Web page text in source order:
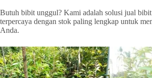
Butuh bibit unggul? Kami adalah solusi jual
terpercaya dengan stok paling lengkap untuk
Anda.